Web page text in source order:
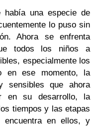
había una especie de
lo puso sin
Ahora se enfrenta
todos los niños a
especialmente los
en ese momento, la
sensibles que ahora
en su desarrollo, la
tiempos y las etapas
encuentra en ellos, y